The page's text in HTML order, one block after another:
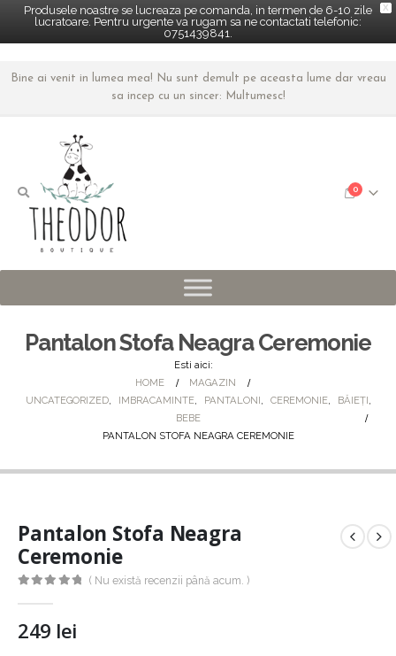
X
Produsele noastre se lucreaza pe comanda, in termen de 6-10 zile
lucratoare. Pentru urgente va rugam sa ne contactati telefonic:
0751439841.
Bine ai venit in lumea mea! Nu sunt demult pe aceasta lume dar vreau
sa incep cu un sincer: Multumesc!
0
Pantalon Stofa Neagra Ceremonie
Esti aici:
HOME
MAGAZIN
UNCATEGORIZED, IMBRACAMINTE, PANTALONI, CEREMONIE, BĂIEȚI,
BEBE
PANTALON STOFA NEAGRA CEREMONIE
Pantalon Stofa Neagra
Ceremonie
( Nu există recenzii până acum. )
249 lei